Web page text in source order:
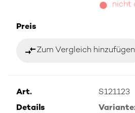
nicht
Preis
compare_arrowsZum Vergleich hinzufügen
Art.
S121123
Details